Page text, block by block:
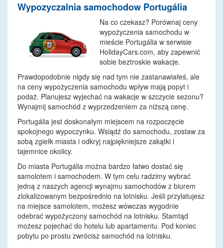
Wypozyczalnia samochodow Portugália
Na co czekasz? Porównaj ceny
wypożyczenia samochodu w
mieście Portugália w serwisie
HolidayCars.com, aby zapewnić
sobie beztroskie wakacje.
Prawdopodobnie nigdy się nad tym nie zastanawiałeś, ale
na ceny wypożyczenia samochodu wpływ mają popyt i
podaż. Planujesz wyjechać na wakacje w szczycie sezonu?
Wynajmij samochód z wyprzedzeniem za niższą cenę.
Portugália jest doskonałym miejscem na rozpoczęcie
spokojnego wypoczynku. Wsiądź do samochodu, zostaw za
sobą zgiełk miasta i odkryj najpiękniejsze zakątki i
tajemnice okolicy.
Do miasta Portugália można bardzo łatwo dostać się
samolotem i samochodem. W tym celu radzimy wybrać
jedną z naszych agencji wynajmu samochodów z biurem
zlokalizowanym bezpośrednio na lotnisku. Jeśli przylatujesz
na miejsce samolotem, możesz wówczas wygodnie
odebrać wypożyczony samochód na lotnisku. Stamtąd
możesz pojechać do hotelu lub apartamentu. Pod koniec
pobytu po prostu zwrócisz samochód na lotnisku.